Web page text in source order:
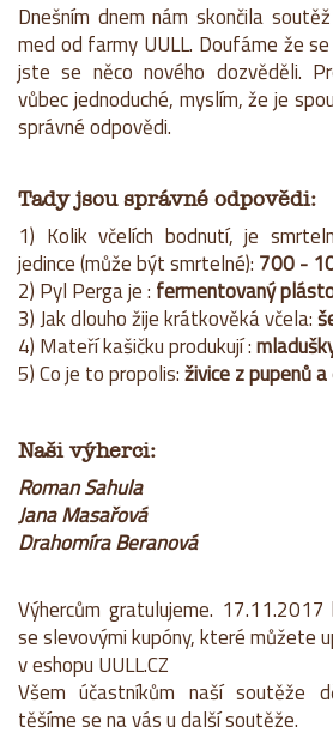
Dnešním dnem nám skončila
med od farmy UULL. Doufáme že
jste se něco nového dozvěděli.
vůbec jednoduché, myslím, že je
správné odpovědi.
Tady jsou správné odpovědi:
1) Kolik včelích bodnutí, je
jedince (může být smrtelné): 700 -
2) Pyl Perga je : fermentovaný
3) Jak dlouho žije krátkověká včela:
4) Mateří kašičku produkují :
5) Co je to propolis:živice z pupenů
Naši výherci:
Roman Sahula
Jana Masařová
Drahomíra Beranová
Výhercům gratulujeme.
se slevovými kupóny, které můžete
v eshopu UULL.CZ
Všem účastníkům naší soutěže
těšíme se na vás u další soutěže.